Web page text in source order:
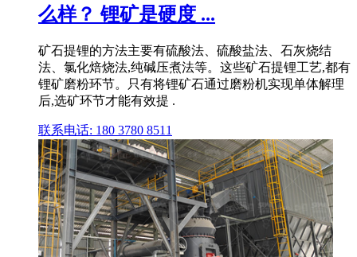
么样？ 锂矿是硬度 ...
矿石提锂的方法主要有硫酸法、硫酸盐法、石灰烧结
法、氯化焙烧法,纯碱压煮法等。这些矿石提锂工艺,都有
锂矿磨粉环节。只有将锂矿石通过磨粉机实现单体解理
后,选矿环节才能有效提 .
联系电话: 180 3780 8511